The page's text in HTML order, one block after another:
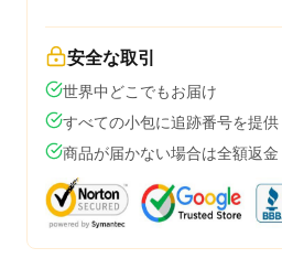
安全な取引
世界中どこでもお届け
すべての小包に追跡番号を提供
商品が届かない場合は全額返金